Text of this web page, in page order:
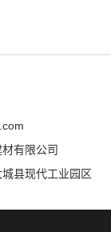
有限公司
县现代工业园区